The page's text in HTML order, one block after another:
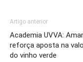
Artigo anterior
Academia UVVA:
reforça aposta na
do vinho verde